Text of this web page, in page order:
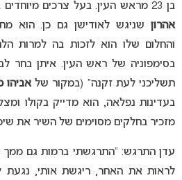
בן 23 מראש העין. בעל צרכים מיוחדים בתפקוד גבוה ואחיו של
אהרוןשניגש לאודישן גם כן. הוא
והחלום שלו הוא לזכות בה למרות
בסימפוניה של ראש העין. איתן בחר
תשליכני לעת זקנה” (במקור של אביהו
בעדינות נפלאה, הוא מדייק בקולו
מזכיר בחלקים מסוימים של השיר את
עדן התרגש: “התרגשתי ברמות גם
לראות את האחר, ריגשת אותי, נגעת